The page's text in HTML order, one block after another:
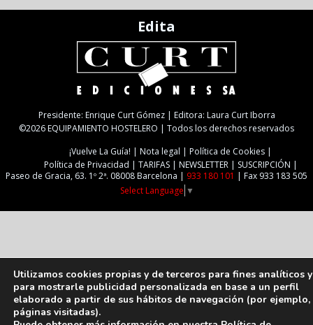
Edita
Presidente: Enrique Curt Gómez | Editora: Laura Curt Iborra
©2026 EQUIPAMIENTO HOSTELERO | Todos los derechos reservados
¡Vuelve La Guía!
Nota legal
Política de Cookies
Política de Privacidad
TARIFAS NEWSLETTER
SUSCRIPCIÓN
Paseo de Gracia, 63. 1º 2ª. 08008 Barcelona | 933 180 101
| Fax 933 183 505
Select Language ▼
Utilizamos cookies propias y de terceros para fines analíticos y
para mostrarle publicidad personalizada en base a un perfil
elaborado a partir de sus hábitos de navegación (por ejemplo,
páginas visitadas).